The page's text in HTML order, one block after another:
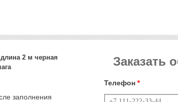
2 м черная
заполнения
Заказать
Телефон *